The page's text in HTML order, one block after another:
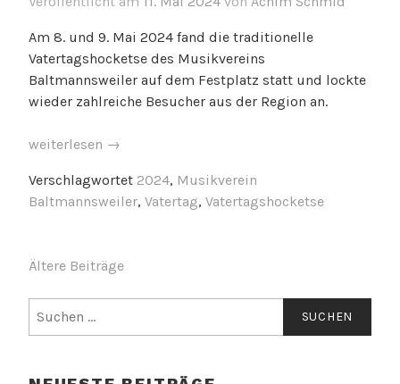
Am 8. und 9. Mai 2024 fand die traditionelle
Vatertagshocketse des Musikvereins
Baltmannsweiler auf dem Festplatz statt und lockte
wieder zahlreiche Besucher aus der Region an.
„Musik,
und
Geselligkeit:
Vatertag
Baltmannsweiler“
weiterlesen →
Verschlagwortet 2024, Musikverein
Baltmannsweiler, Vatertag, Vatertagshocketse
BEITRAGSNAVIGATION
Ältere Beiträge
nach: